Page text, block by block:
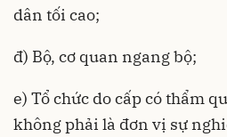
dân tối cao;
đ) Bộ, cơ quan ngang bộ;
e) Tổ chức do cấp có thẩm
không phải là đơn vị sự